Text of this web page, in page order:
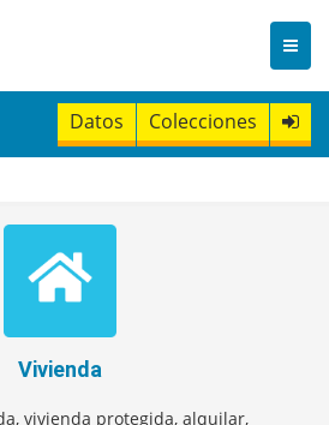
Datos Colecciones
Vivienda
vivienda protegida, alquilar,